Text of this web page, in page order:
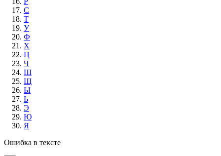
С
Т
У
Ф
Х
Ц
Ч
Ш
Щ
Ы
Ь
Э
Ю
Я
Ошибка в тексте